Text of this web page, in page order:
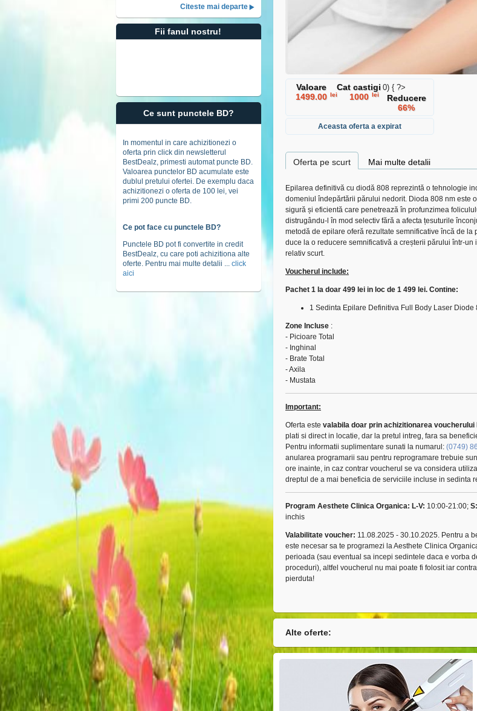
Citeste mai departe
Fii fanul nostru!
Ce sunt punctele BD?
In momentul in care achizitionezi o
oferta prin click din newsletterul
BestDealz, primesti automat puncte BD.
Valoarea punctelor BD acumulate este
dublul pretului ofertei. De exemplu daca
achizitionezi o oferta de 100 lei, vei
primi 200 puncte BD.
Ce pot face cu punctele BD?
Punctele BD pot fi convertite in credit
BestDealz, cu care poti achizitiona alte
oferte. Pentru mai multe detalii ... click
aici
Valoare
1499.00 lei
0) { ?>
Cat castigi
1000 lei
Reducere
66%
Aceasta oferta a expirat
Oferta pe scurt Mai multe detalii
Epilarea definitivă cu diodă 808 reprezintă o tehnologie
domeniul îndepărtării părului nedorit. Dioda 808 nm este
sigură și eficientă care penetrează în profunzimea
distrugându-l în mod selectiv fără a afecta țesuturile
metodă de epilare oferă rezultate semnificative încă de la
duce la o reducere semnificativă a creșterii părului într-un
relativ scurt.
Voucherul include:
Pachet 1 la doar 499 lei in loc de 1 499 lei. Contine:
1 Sedinta Epilare Definitiva Full Body Laser Diode
Zone Incluse :
- Picioare Total
- Inghinal
- Brate Total
- Axila
- Mustata
Important:
Oferta este valabila doar prin achizitionarea voucherului
plati si direct in locatie, dar la pretul intreg, fara sa
Pentru informatii suplimentare sunati la numarul: (0749)
anularea programarii sau pentru reprogramare trebuie
ore inainte, in caz contrar voucherul se va considera
dreptul de a mai beneficia de serviciile incluse in sedinta
Program Aesthete Clinica Organica: L-V: 10:00-21:00; S:
inchis
Valabilitate voucher: 11.08.2025 - 30.10.2025. Pentru a
este necesar sa te programezi la Aesthete Clinica
perioada (sau eventual sa incepi sedintele daca e vorba
proceduri), altfel voucherul nu mai poate fi folosit iar
pierduta!
Alte oferte: